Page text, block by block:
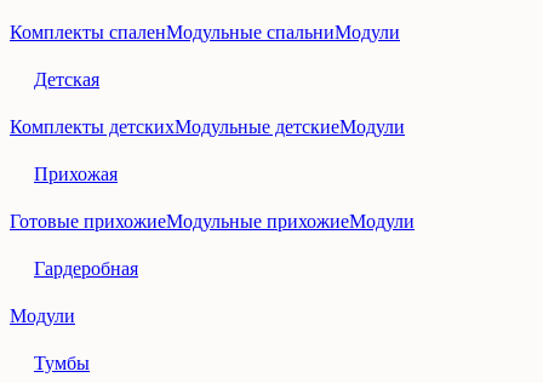
Комплекты спаленМодульные спальниМодули
Детская
Комплекты детскихМодульные детскиеМодули
Прихожая
Готовые прихожиеМодульные прихожиеМодули
Гардеробная
Модули
Тумбы